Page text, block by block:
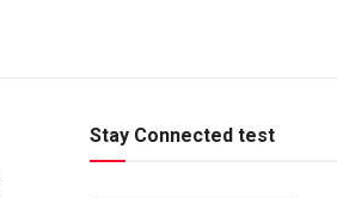
Stay Connected test